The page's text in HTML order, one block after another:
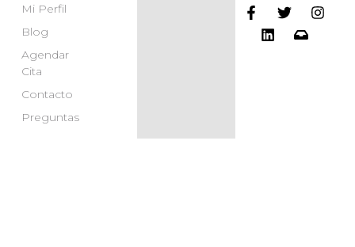
Mi Perfil
Blog
Agendar
Cita
Contacto
Preguntas